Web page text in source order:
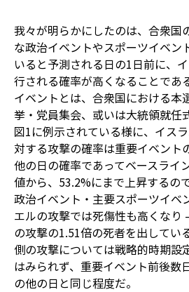
我々が明らかにしたのは、合衆国
な政治イベントやスポーツイベン
いると予測される日の1日前に、
行される確率が高くなることであ
イベントとは、合衆国における本
挙・党員集会、或いは大統領就任
図1に例示されている様に、イス
対する攻撃の確率は重要イベント
他の日の確率であってベースライ
値から、53.2%にまで上昇するの
政治イベント・主要スポーツイベ
エルの攻撃では死傷性も高くなり
の攻撃の1.51倍の死者を出してい
側の攻撃については戦略的時期設
はみられず、重要イベント前後数
の他の日と同じ程度だ。